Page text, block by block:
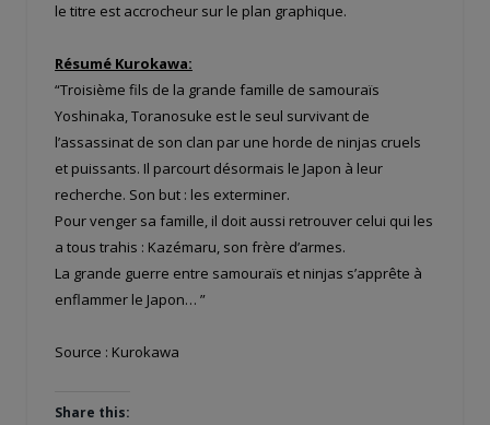
le titre est accrocheur sur le plan graphique.
Résumé Kurokawa:
“Troisième fils de la grande famille de samouraïs
Yoshinaka, Toranosuke est le seul survivant de
l’assassinat de son clan par une horde de ninjas cruels
et puissants. Il parcourt désormais le Japon à leur
recherche. Son but : les exterminer.
Pour venger sa famille, il doit aussi retrouver celui qui les
a tous trahis : Kazémaru, son frère d’armes.
La grande guerre entre samouraïs et ninjas s’apprête à
enflammer le Japon… ”
Source : Kurokawa
Share this: